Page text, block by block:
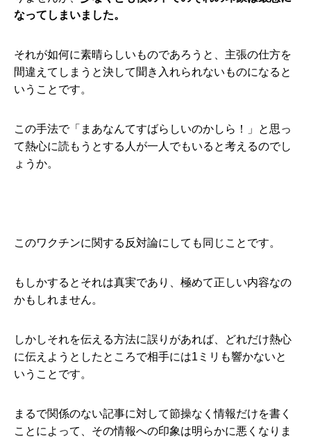
なってしまいました。
それが如何に素晴らしいものであろうと、主張の仕方を
間違えてしまうと決して聞き入れられないものになると
いうことです。
この手法で「まあなんてすばらしいのかしら！」と思っ
て熱心に読もうとする人が一人でもいると考えるのでし
ょうか。
このワクチンに関する反対論にしても同じことです。
もしかするとそれは真実であり、極めて正しい内容なの
かもしれません。
しかしそれを伝える方法に誤りがあれば、どれだけ熱心
に伝えようとしたところで相手には1ミリも響かないと
いうことです。
まるで関係のない記事に対して節操なく情報だけを書く
ことによって、その情報への印象は明らかに悪くなりま